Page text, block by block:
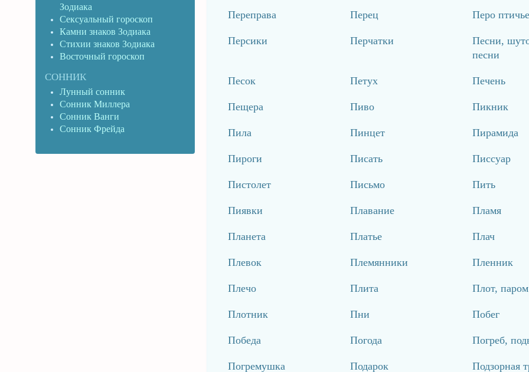
Переправа Перец Перо птичье
Персики Перчатки
Песни,
песни
Песок Петух Печень
Пещера Пиво Пикник
Пила Пинцет Пирамида
Пироги Писать Писсуар
Пистолет Письмо Пить
Пиявки Плавание Пламя
Планета Платье Плач
Плевок Племянники Пленник
Плечо Плита Плот, паром
Плотник Пни Побег
Победа Погода Погреб,
Погремушка Подарок Подзорная
Зодиака
Сексуальный гороскоп
Камни знаков Зодиака
Стихии знаков Зодиака
Восточный гороскоп
СОННИК
Лунный сонник
Сонник Миллера
Сонник Ванги
Сонник Фрейда